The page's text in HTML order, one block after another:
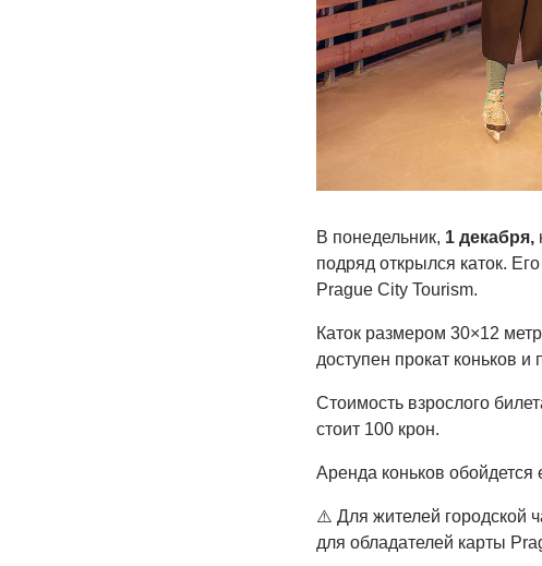
В понедельник, 1 декабря,
подряд открылся каток.
Prague City Tourism.
Каток размером 30×12
доступен прокат коньков и
Стоимость взрослого
стоит 100 крон.
Аренда коньков
⚠️ Для жителей городской
для обладателей карты